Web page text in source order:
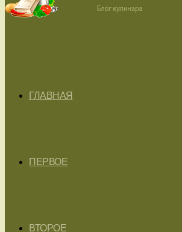
ГЛАВНАЯ
ПЕРВОЕ
ВТОРОЕ